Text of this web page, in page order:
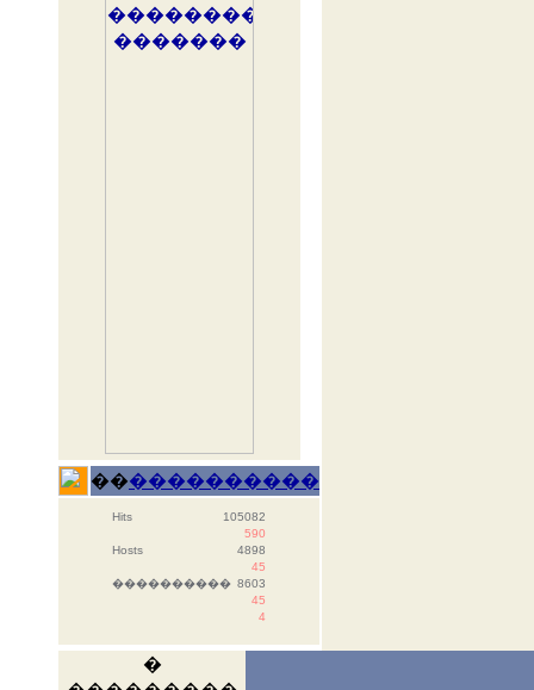
������������
Hits
105082
590
Hosts
4898
45
���������� 8603
45
4
�